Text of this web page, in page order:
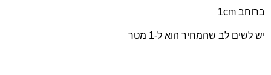
ברוחב 1cm
יש לשים לב שהמחיר הוא ל-1 מטר